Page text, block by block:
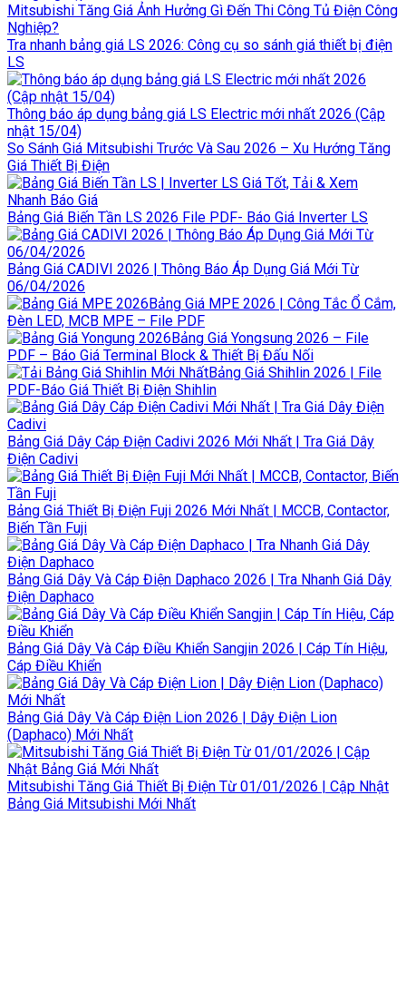
Mitsubishi Tăng Giá Ảnh Hưởng Gì Đến Thi Công Tủ Điện Công
Nghiệp?
Tra nhanh bảng giá LS 2026: Công cụ so sánh giá thiết bị điện
LS
Thông báo áp dụng bảng giá LS Electric mới nhất 2026 (Cập
nhật 15/04)
So Sánh Giá Mitsubishi Trước Và Sau 2026 – Xu Hướng Tăng
Giá Thiết Bị Điện
Bảng Giá Biến Tần LS 2026 File PDF- Báo Giá Inverter LS
Bảng Giá CADIVI 2026 | Thông Báo Áp Dụng Giá Mới Từ
06/04/2026
Bảng Giá MPE 2026 | Công Tắc Ổ Cắm,
Đèn LED, MCB MPE – File PDF
Bảng Giá Yongsung 2026 – File
PDF – Báo Giá Terminal Block & Thiết Bị Đấu Nối
Bảng Giá Shihlin 2026 | File
PDF-Báo Giá Thiết Bị Điện Shihlin
Bảng Giá Dây Cáp Điện Cadivi 2026 Mới Nhất | Tra Giá Dây
Điện Cadivi
Bảng Giá Thiết Bị Điện Fuji 2026 Mới Nhất | MCCB, Contactor,
Biến Tần Fuji
Bảng Giá Dây Và Cáp Điện Daphaco 2026 | Tra Nhanh Giá Dây
Điện Daphaco
Bảng Giá Dây Và Cáp Điều Khiển Sangjin 2026 | Cáp Tín Hiệu,
Cáp Điều Khiển
Bảng Giá Dây Và Cáp Điện Lion 2026 | Dây Điện Lion
(Daphaco) Mới Nhất
Mitsubishi Tăng Giá Thiết Bị Điện Từ 01/01/2026 | Cập Nhật
Bảng Giá Mitsubishi Mới Nhất